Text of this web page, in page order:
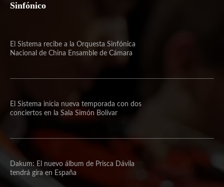
Sinfónico
El Sistema recibe a la Orquesta Sinfónica
Nacional de China Ensamble de Cámara
El Sistema inicia nueva temporada con dos
conciertos en la Sala Simón Bolívar
Dakum: El nuevo álbum de Prisca Dávila
tendrá gira en España